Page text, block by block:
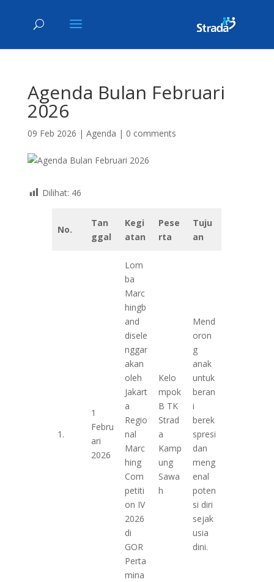
Agenda Bulan Februari
2026
09 Feb 2026 | Agenda | 0 comments
Dilihat: 46
No.
Tan
ggal
Kegi
atan
Pese
rta
Tuju
an
1.
1
Febru
ari
2026
Lom
ba
Marc
hingb
and
disele
nggar
akan
oleh
Jakart
a
Regio
nal
Marc
hing
Com
petiti
on IV
2026
di
GOR
Perta
mina
Kelo
mpok
B TK
Strad
a
Kamp
ung
Sawa
h
Mend
oron
g
anak
untuk
beran
i
berek
spresi
dan
meng
enal
poten
si diri
sejak
usia
dini.